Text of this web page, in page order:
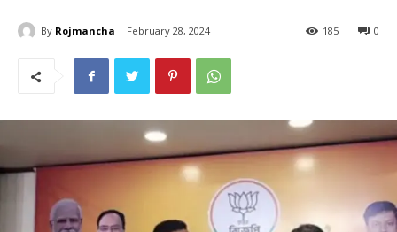
By Rojmancha February 28, 2024 0
185